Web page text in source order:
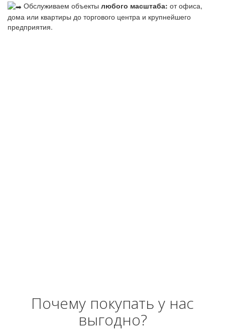
Обслуживаем объекты любого масштаба: от офиса,
дома или квартиры до торгового центра и крупнейшего
предприятия.
Почему покупать у нас
выгодно?